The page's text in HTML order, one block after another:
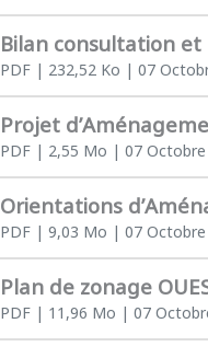
Bilan consultation
PDF| 232,52 Ko | 07
Projet
PDF| 2,55 Mo | 07 Octobre
Orientations
PDF| 9,03 Mo | 07 Octobre
Plan de zonage
PDF| 11,96 Mo | 07